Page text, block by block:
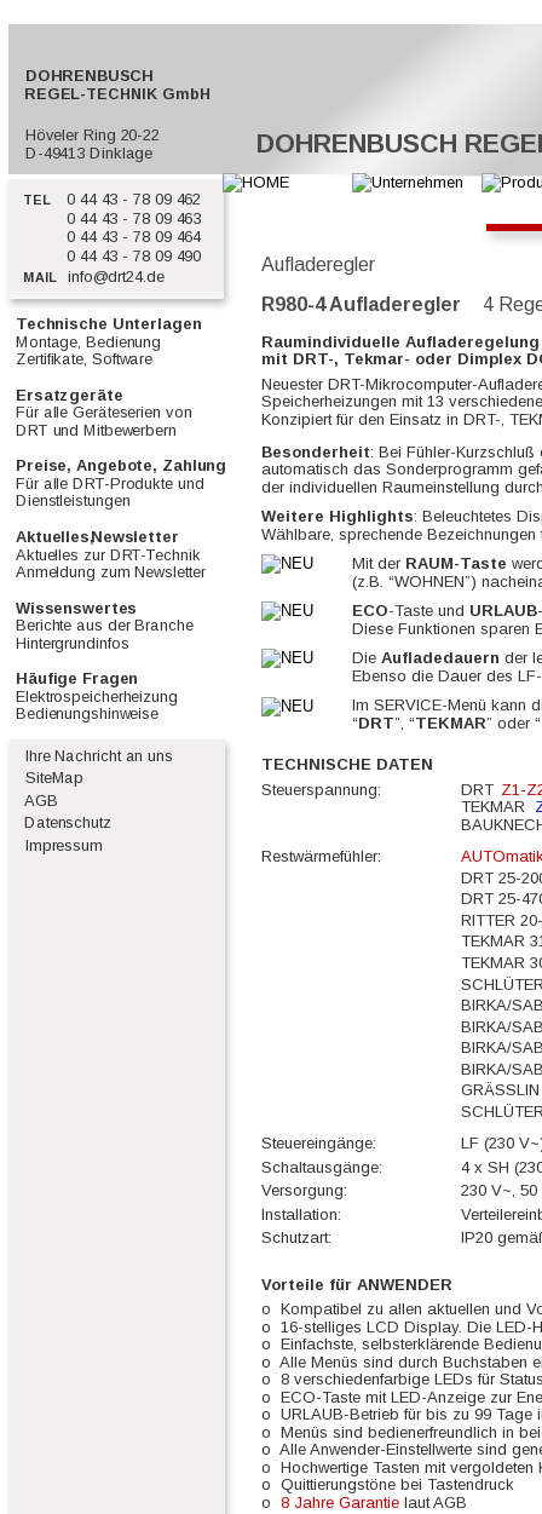
R980-4 Aufladeregler
4
Raumindividuelle
mit DRT-, Tekmar- oder Dimplex
Neuester DRT-Mikrocomputer-
Speicherheizungen mit 13
Konzipiert für den Einsatz in DRT-,
Besonderheit: Bei Fühler-
automatisch das Sonderprogramm
der individuellen Raumeinstellung
Weitere Highlights: Beleuchtetes
Wählbare, sprechende
Mit der RAUM-Taste
(z.B. “WOHNEN”)
ECO-Taste und URLAUB
Diese Funktionen sparen
Die Aufladedauern der
Ebenso die Dauer des
Im SERVICE-Menü kann
“DRT”, “TEKMAR” oder “
TECHNISCHE DATEN
Steuerspannung:
DRT Z1-
TEKMAR
Restwärmefühler:
DRT 25-
DRT 25-
RITTER
TEKMAR
TEKMAR
BIRKA/
BIRKA/
BIRKA/
BIRKA/
Steuereingänge:
LF (230
Schaltausgänge:
4 x SH
Versorgung:
230 V~, 50
Installation:
Schutzart:
IP20
Vorteile für ANWENDER
o  Kompatibel zu allen aktuellen und
o  16-stelliges LCD Display. Die LED-
o  Einfachste, selbsterklärende
o  Alle Menüs sind durch Buchstaben
o  8 verschiedenfarbige LEDs für
o  ECO-Taste mit LED-Anzeige zur
o  URLAUB-Betrieb für bis zu 99 Tage
o  Menüs sind bedienerfreundlich in
o  Alle Anwender-Einstellwerte sind
o  Hochwertige Tasten mit vergoldeten
o  Quittierungstöne bei Tastendruck
o 8 Jahre Garantie laut AGB
DOHRENBUSCH
Aufladeregler
  DOHRENBUSCH
REGEL-TECHNIK GmbH
  Höveler Ring 20-22
  D-49413 Dinklage
  TEL
0 44 43 - 78 09 462
0 44 43 - 78 09 463
0 44 43 - 78 09 464
0 44 43 - 78 09 490
  MAIL
info@drt24.de
Technische Unterlagen
Montage, Bedienung
Zertifikate, Software
Ersatzgeräte
Für alle Geräteserien von
DRT und Mitbewerbern
Preise, Angebote, Zahlung
Für alle DRT-Produkte und
Dienstleistungen
Aktuelles,Newsletter
Aktuelles zur DRT-Technik
Anmeldung zum Newsletter
Wissenswertes
Berichte aus der Branche
Hintergrundinfos
Häufige Fragen
Elektrospeicherheizung
Bedienungshinweise
  Ihre Nachricht an uns
  SiteMap
  AGB
Datenschutz
  Impressum